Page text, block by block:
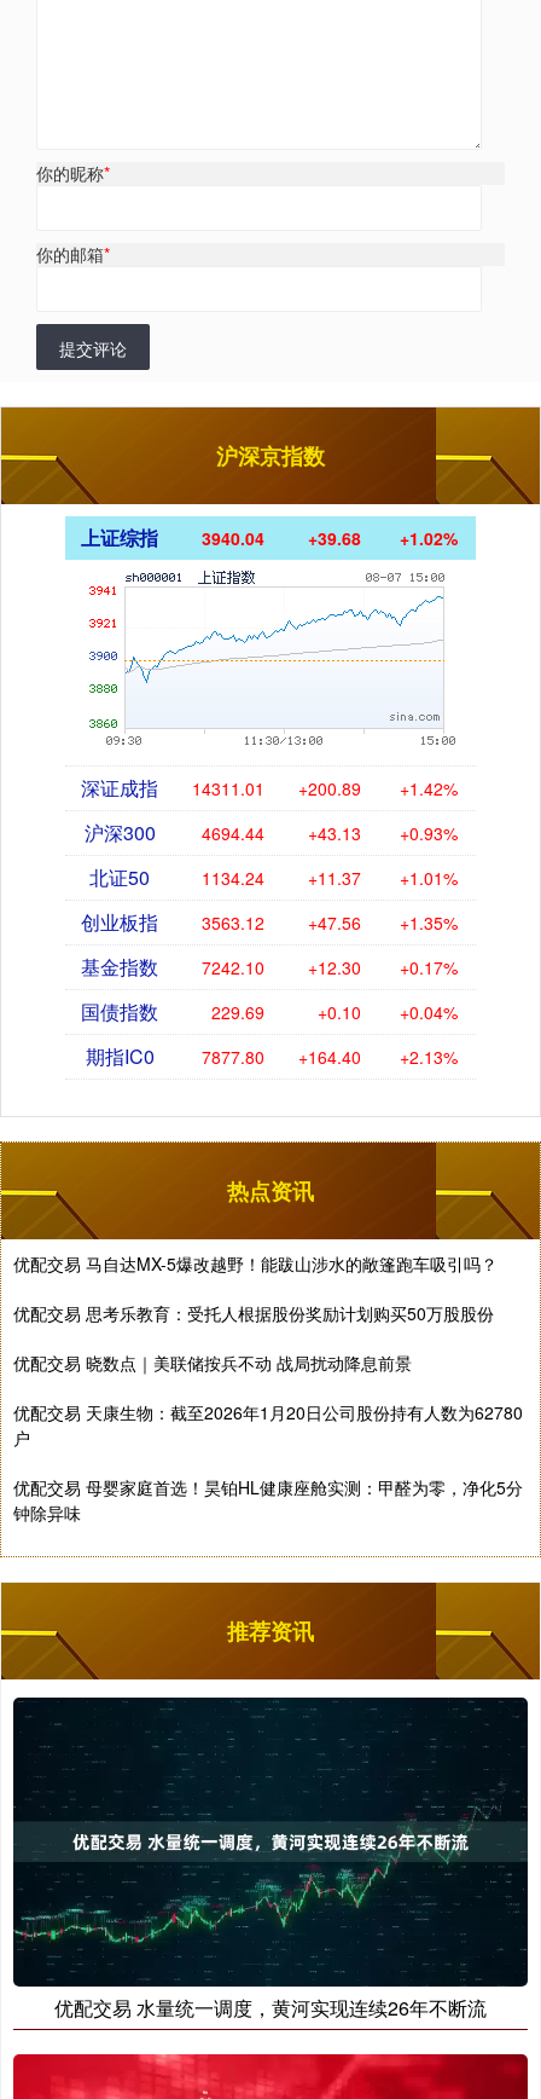
你的昵称*
你的邮箱*
提交评论
沪深京指数
上证综指 3940.04 +39.68 +1.02%
深证成指 14311.01 +200.89 +1.42%
沪深300 4694.44 +43.13 +0.93%
北证50 1134.24 +11.37 +1.01%
创业板指 3563.12 +47.56 +1.35%
基金指数 7242.10 +12.30 +0.17%
国债指数 229.69 +0.10 +0.04%
期指IC0 7877.80 +164.40 +2.13%
热点资讯
优配交易 马自达MX-5爆改越野！能跋山涉水的敞篷跑车吸引吗？
优配交易 思考乐教育：受托人根据股份奖励计划购买50万股股份
优配交易 晓数点｜美联储按兵不动 战局扰动降息前景
优配交易 天康生物：截至2026年1月20日公司股份持有人数为62780
户
优配交易 母婴家庭首选！昊铂HL健康座舱实测：甲醛为零，净化5分
钟除异味
推荐资讯
优配交易 水量统一调度，黄河实现连续26年不断流